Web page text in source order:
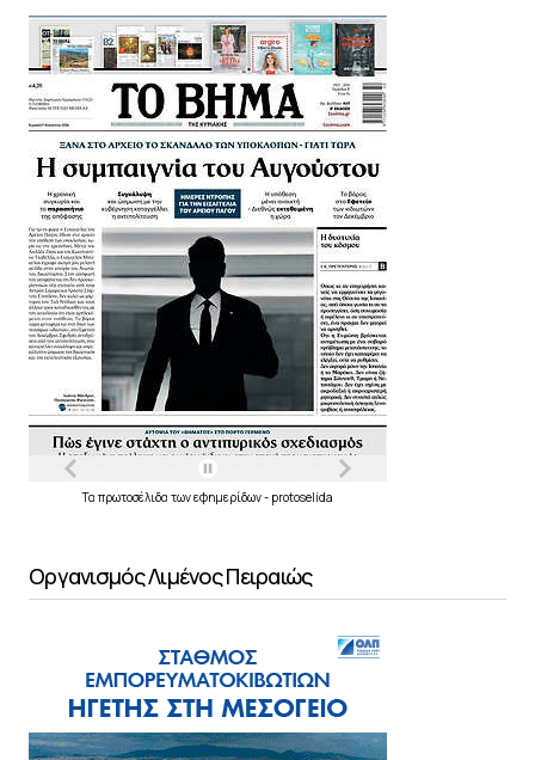
Τα πρωτοσέλιδα τωνεφημερίδων- protoselida
Οργανισμός Λιμένος Πειραιώς